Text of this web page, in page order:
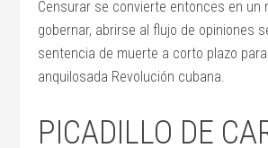
Censurar se convierte entonces en un
gobernar, abrirse al flujo de opiniones
sentencia de muerte a corto plazo
anquilosada Revolución cubana.
PICADILLO DE